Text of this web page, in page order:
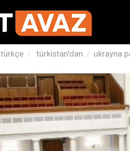
türkçe türkistan'dan ukrayna